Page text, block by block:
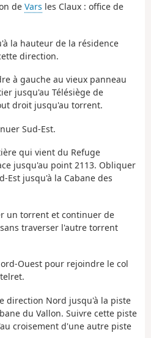
de Vars les Claux : office de
la hauteur de la résidence
direction.
à gauche au vieux panneau
jusqu'au Télésiège de
droit jusqu'au torrent.
Sud-Est.
qui vient du Refuge
jusqu'au point 2113. Obliquer
Est jusqu'à la Cabane des
un torrent et continuer de
traverser l'autre torrent
Ouest pour rejoindre le col
direction Nord jusqu'à la piste
du Vallon. Suivre cette piste
croisement d'une autre piste